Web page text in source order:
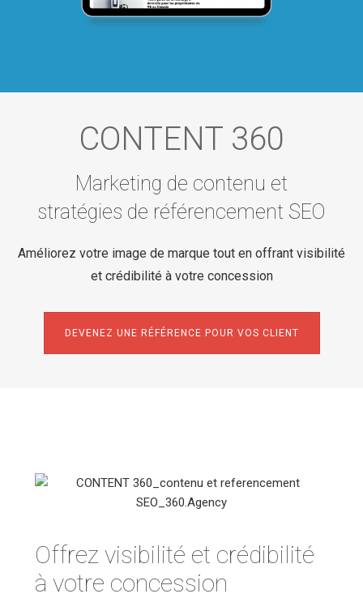
CONTENT 360
Marketing de contenu et
stratégies de référencement SEO
Améliorez votre image de marque tout en offrant visibilité
et crédibilité à votre concession
DEVENEZ UNE RÉFÉRENCE POUR VOS CLIENT
Offrez visibilité et crédibilité
à votre concession